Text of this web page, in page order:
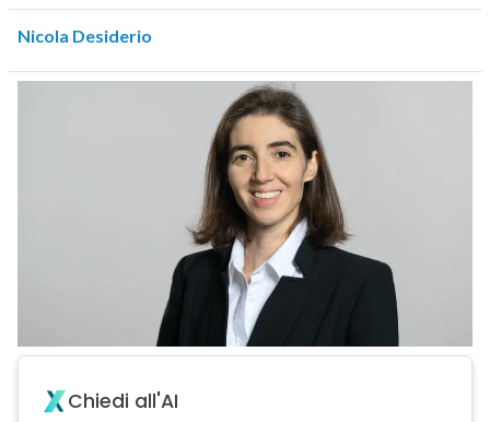
Nicola Desiderio
Chiedi all'AI